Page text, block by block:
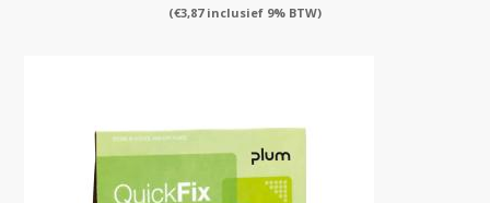
(€3,87inclusief 9% BTW)